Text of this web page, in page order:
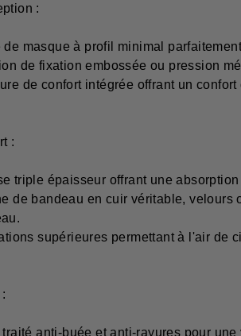
:
de masque à profil minimal
de fixation embossée ou pression
de confort intégrée offrant un
:
triple épaisseur offrant une
de bandeau en cuir véritable,
supérieures permettant à l'air de
traité anti-buée et anti-rayures pour